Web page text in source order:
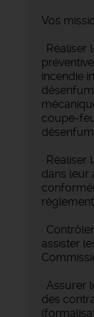
Vos
·
incendie
coupe-
·
dans leur
·
assister
· Assurer
des